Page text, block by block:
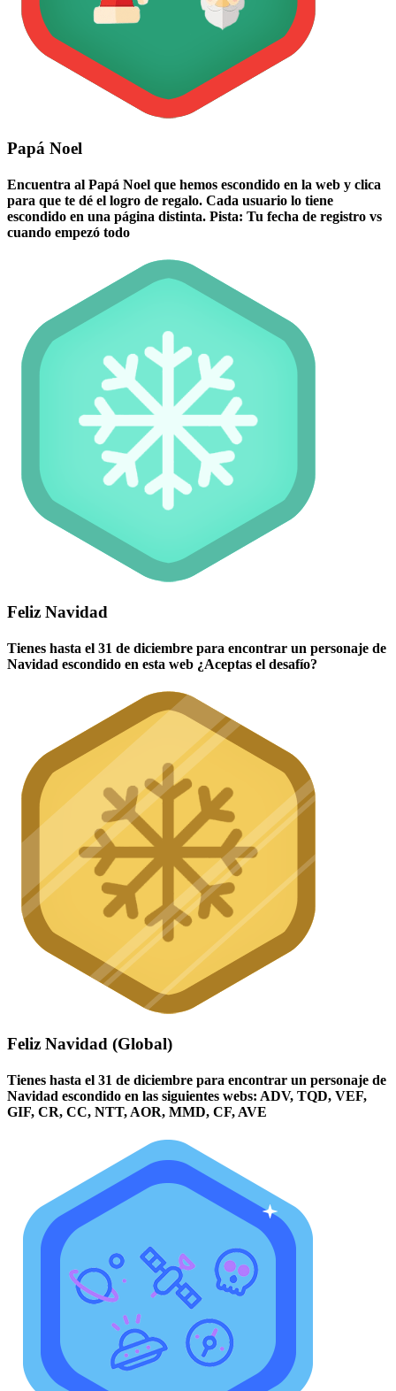
Papá Noel
Encuentra al Papá Noel que hemos escondido en la web y clica
para que te dé el logro de regalo. Cada usuario lo tiene
escondido en una página distinta. Pista: Tu fecha de registro vs
cuando empezó todo
Feliz Navidad
Tienes hasta el 31 de diciembre para encontrar un personaje de
Navidad escondido en esta web ¿Aceptas el desafío?
Feliz Navidad (Global)
Tienes hasta el 31 de diciembre para encontrar un personaje de
Navidad escondido en las siguientes webs: ADV, TQD, VEF,
GIF, CR, CC, NTT, AOR, MMD, CF, AVE